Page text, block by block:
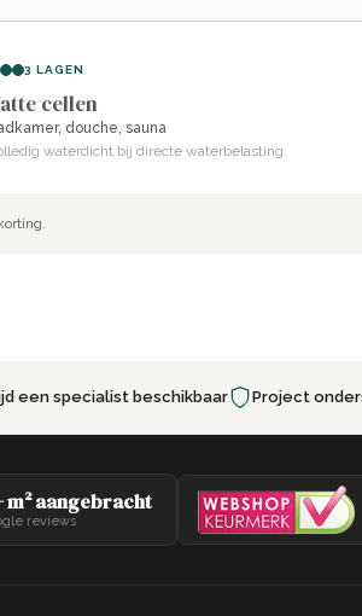
3 LAGEN
cellen
douche, sauna
waterdicht bij directe waterbelasting.
een specialist beschikbaar Project
m² aangebracht
reviews